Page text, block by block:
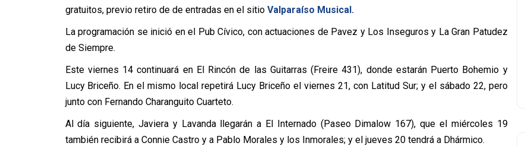
gratuitos, previo retiro de de entradas en el sitio Valparaíso Musical.
La programación se inició en el Pub Cívico, con actuaciones de Pavez y Los Inseguros y La Gran Patudez
de Siempre.
Este viernes 14 continuará en El Rincón de las Guitarras (Freire 431), donde estarán Puerto Bohemio y
Lucy Briceño. En el mismo local repetirá Lucy Briceño el viernes 21, con Latitud Sur; y el sábado 22, pero
junto con Fernando Charanguito Cuarteto.
Al día siguiente, Javiera y Lavanda llegarán a El Internado (Paseo Dimalow 167), que el miércoles 19
también recibirá a Connie Castro y a Pablo Morales y los Inmorales; y el jueves 20 tendrá a Dhármico.